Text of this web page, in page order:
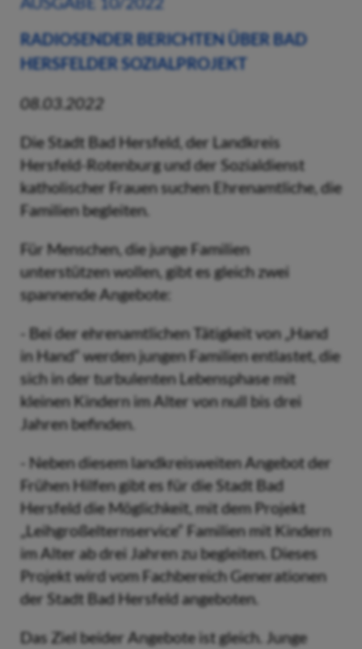
RADIOSENDER BERICHTEN ÜBER BAD
HERSFELDER SOZIALPROJEKT
08.03.2022
Die Stadt Bad Hersfeld, der Landkreis
Hersfeld-Rotenburg und der Sozialdienst
katholischer Frauen suchen Ehrenamtliche, die
Familien begleiten.
Für Menschen, die junge Familien
unterstützen wollen, gibt es gleich zwei
spannende Angebote:
- Bei der ehrenamtlichen Tätigkeit von „Hand
in Hand“ werden jungen Familien entlastet, die
sich in der turbulenten Lebensphase mit
kleinen Kindern im Alter von null bis drei
Jahren befinden.
- Neben diesem landkreisweiten Angebot der
Frühen Hilfen gibt es für die Stadt Bad
Hersfeld die Möglichkeit, mit dem Projekt
„Leihgroßelternservice“ Familien mit Kindern
im Alter ab drei Jahren zu begleiten. Dieses
Projekt wird vom Fachbereich Generationen
der Stadt Bad Hersfeld angeboten.
Das Ziel beider Angebote ist gleich. Junge